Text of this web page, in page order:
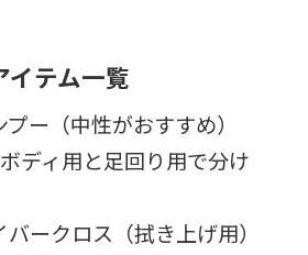
イテム一覧
ー（中性がおすすめ）
ディ用と足回り用で分け
ークロス（拭き上げ用）